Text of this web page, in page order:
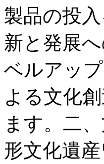
製品の投
新と発展
ベルアッ
よる文化
ます。二
形文化遺